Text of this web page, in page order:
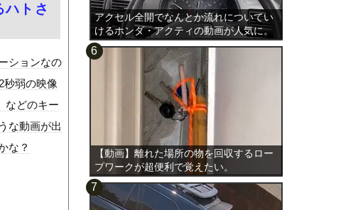
トさ
ションなの
秒弱の映像
などのキー
な動画が出
な？
アクセル全開でなんとか流れについてい
けるホンダ・アクティの動画が人気に。
【動画】離れた場所の物を回収するロー
プワークが超便利で覚えたい。